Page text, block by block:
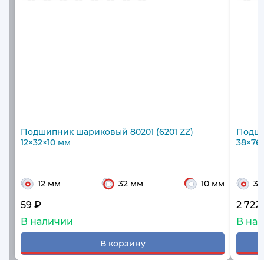
Подшипник шариковый 80201 (6201 ZZ)
12×32×10 мм
12 мм 32 мм 10 мм
59 ₽
В наличии
В корзину
2 722
В